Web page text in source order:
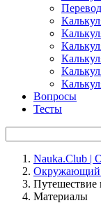
Вопросы
Тесты
Nauka.Club |
Путешествие
Материалы